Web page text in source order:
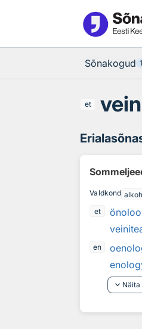
Sõnakogud 1
et
Valdkond
et
en
keyboard_arrow_down